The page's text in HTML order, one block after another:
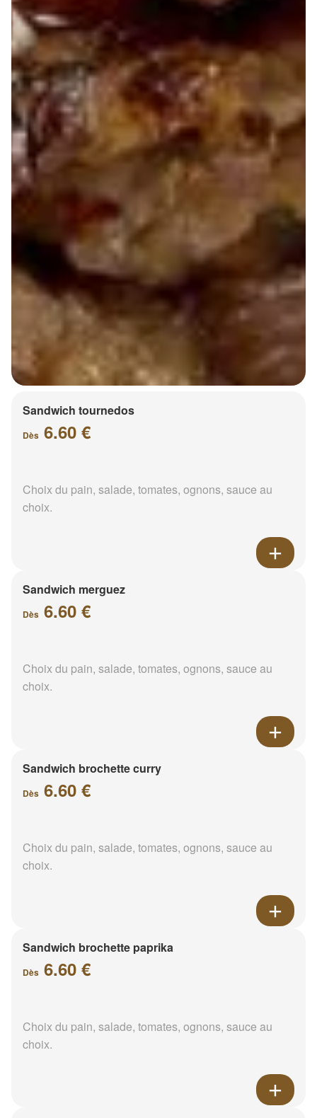
Sandwich tournedos
Dès 6.60 €
Choix du pain, salade, tomates, ognons, sauce au
choix.
Sandwich merguez
Dès 6.60 €
Choix du pain, salade, tomates, ognons, sauce au
choix.
Sandwich brochette curry
Dès 6.60 €
Choix du pain, salade, tomates, ognons, sauce au
choix.
Sandwich brochette paprika
Dès 6.60 €
Choix du pain, salade, tomates, ognons, sauce au
choix.